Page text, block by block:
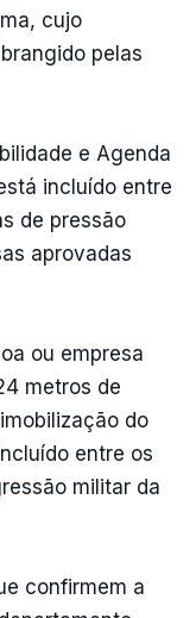
cujo
pelas
e Agenda
incluído entre
de pressão
aprovadas
ou empresa
metros de
do
entre os
militar da
confirmem a